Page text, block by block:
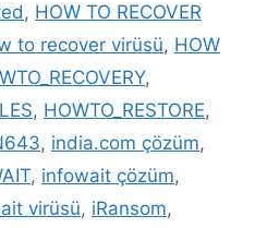
, HOW TO RECOVER
to recover virüsü, HOW
,
, HOWTO_RESTORE,
, india.com çözüm,
, infowait çözüm,
virüsü, iRansom,